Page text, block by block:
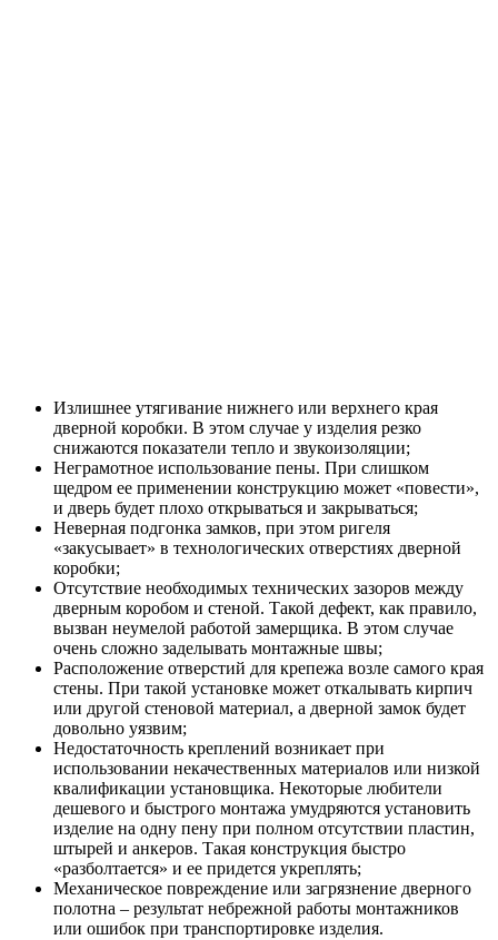
Излишнее утягивание нижнего или верхнего края
дверной коробки. В этом случае у изделия резко
снижаются показатели тепло и звукоизоляции;
Неграмотное использование пены. При слишком
щедром ее применении конструкцию может «повести»,
и дверь будет плохо открываться и закрываться;
Неверная подгонка замков, при этом ригеля
«закусывает» в технологических отверстиях дверной
коробки;
Отсутствие необходимых технических зазоров между
дверным коробом и стеной. Такой дефект, как правило,
вызван неумелой работой замерщика. В этом случае
очень сложно заделывать монтажные швы;
Расположение отверстий для крепежа возле самого края
стены. При такой установке может откалывать кирпич
или другой стеновой материал, а дверной замок будет
довольно уязвим;
Недостаточность креплений возникает при
использовании некачественных материалов или низкой
квалификации установщика. Некоторые любители
дешевого и быстрого монтажа умудряются установить
изделие на одну пену при полном отсутствии пластин,
штырей и анкеров. Такая конструкция быстро
«разболтается» и ее придется укреплять;
Механическое повреждение или загрязнение дверного
полотна – результат небрежной работы монтажников
или ошибок при транспортировке изделия.